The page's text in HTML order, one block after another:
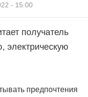
- 15:00
получатель
электрическую
предпочтения